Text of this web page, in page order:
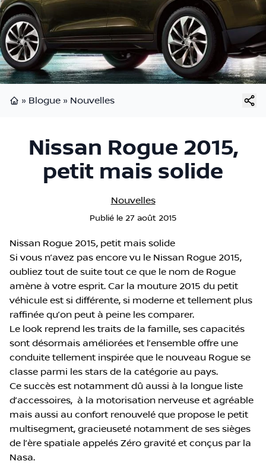
» Blogue » Nouvelles
Nissan Rogue 2015,
petit mais solide
Nouvelles
Publié le 27 août 2015
Nissan Rogue 2015, petit mais solide
Si vous n’avez pas encore vu le Nissan Rogue 2015,
oubliez tout de suite tout ce que le nom de Rogue
amène à votre esprit. Car la mouture 2015 du petit
véhicule est si différente, si moderne et tellement plus
raffinée qu’on peut à peine les comparer.
Le look reprend les traits de la famille, ses capacités
sont désormais améliorées et l’ensemble offre une
conduite tellement inspirée que le nouveau Rogue se
classe parmi les stars de la catégorie au pays.
Ce succès est notamment dû aussi à la longue liste
d’accessoires, à la motorisation nerveuse et agréable
mais aussi au confort renouvelé que propose le petit
multisegment, gracieuseté notamment de ses sièges
de l’ère spatiale appelés Zéro gravité et conçus par la
Nasa.